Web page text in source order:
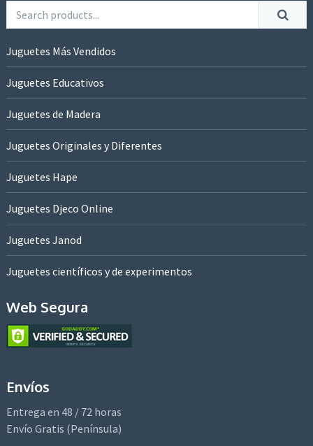
Juguetes Más Vendidos
Juguetes Educativos
Juguetes de Madera
Juguetes Originales y Diferentes
Juguetes Hape
Juguetes Djeco Online
Juguetes Janod
Juguetes científicos y de experimentos
Web Segura
Envíos
Entrega en 48 / 72 horas
Envío Gratis (Península)